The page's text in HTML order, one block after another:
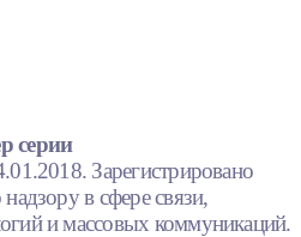
серии
Зарегистрировано
в сфере связи,
и массовых коммуникаций.